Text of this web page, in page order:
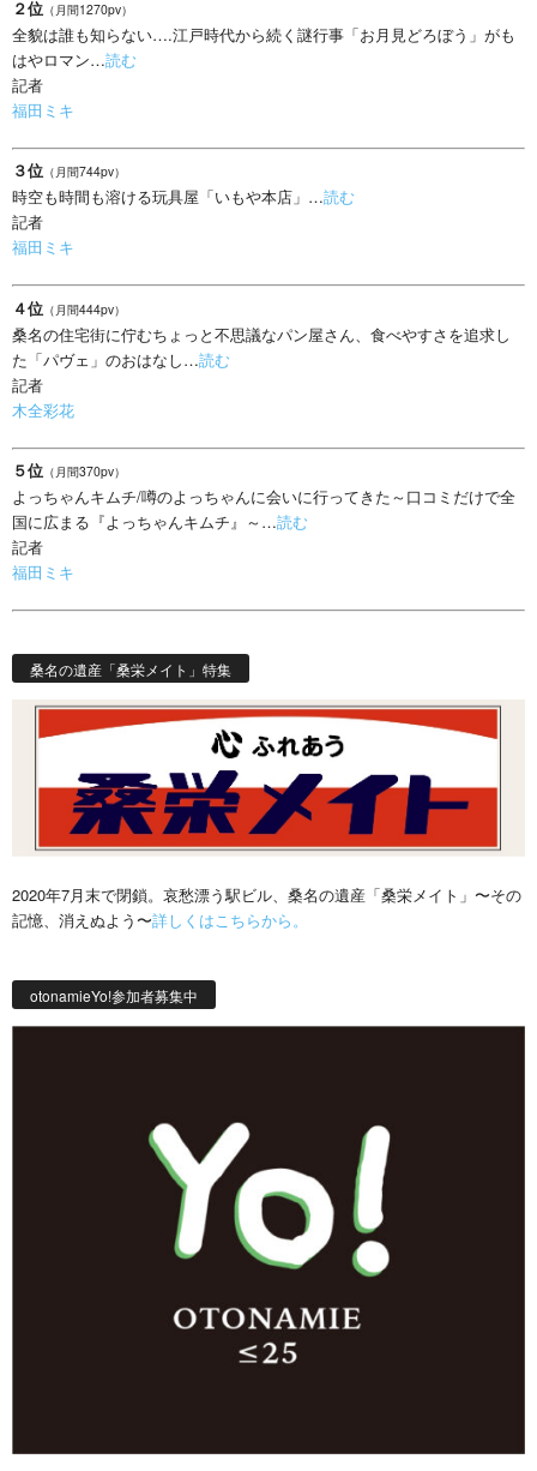
２位 （月間1270pv）
全貌は誰も知らない….江戸時代から続く謎行事「お月見どろぼう」がも
はやロマン…読む
記者
福田ミキ
３位 （月間744pv）
時空も時間も溶ける玩具屋「いもや本店」…読む
記者
福田ミキ
４位 （月間444pv）
桑名の住宅街に佇むちょっと不思議なパン屋さん、食べやすさを追求し
た「パヴェ」のおはなし…読む
記者
木全彩花
５位 （月間370pv）
よっちゃんキムチ/噂のよっちゃんに会いに行ってきた～口コミだけで全
国に広まる『よっちゃんキムチ』～…読む
記者
福田ミキ
桑名の遺産「桑栄メイト」特集
2020年7月末で閉鎖。哀愁漂う駅ビル、桑名の遺産「桑栄メイト」〜その
記憶、消えぬよう〜詳しくはこちらから。
otonamieYo!参加者募集中